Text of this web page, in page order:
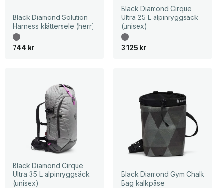
Black Diamond Solution
Harness klättersele (herr)
744 kr
Black Diamond Cirque
Ultra 25 L alpinryggsäck
(unisex)
3 125 kr
Black Diamond Cirque
Ultra 35 L alpinryggsäck
(unisex)
Black Diamond Gym Chalk
Bag kalkpåse